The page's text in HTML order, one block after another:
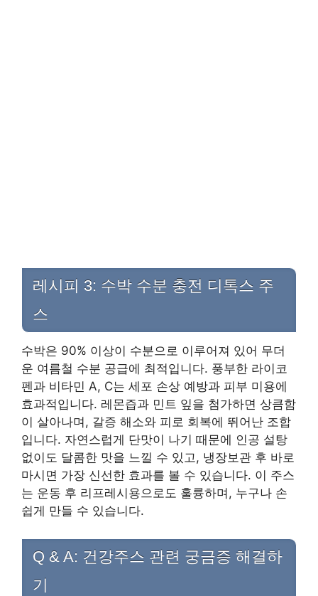
레시피 3: 수박 수분 충전 디톡스 주
스
수박은 90% 이상이 수분으로 이루어져 있어 무더
운 여름철 수분 공급에 최적입니다. 풍부한 라이코
펜과 비타민 A, C는 세포 손상 예방과 피부 미용에
효과적입니다. 레몬즙과 민트 잎을 첨가하면 상큼함
이 살아나며, 갈증 해소와 피로 회복에 뛰어난 조합
입니다. 자연스럽게 단맛이 나기 때문에 인공 설탕
없이도 달콤한 맛을 느낄 수 있고, 냉장보관 후 바로
마시면 가장 신선한 효과를 볼 수 있습니다. 이 주스
는 운동 후 리프레시용으로도 훌륭하며, 누구나 손
쉽게 만들 수 있습니다.
Q & A: 건강주스 관련 궁금증 해결하
기